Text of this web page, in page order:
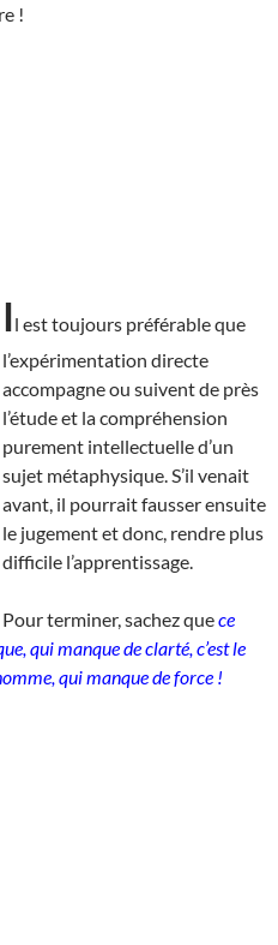
!
Il est toujours préférable que
l’expérimentation directe
accompagne ou suivent de près
l’étude et la compréhension
purement intellectuelle d’un
sujet métaphysique. S’il venait
avant, il pourrait fausser ensuite
le jugement et donc, rendre plus
difficile l’apprentissage.
Pour terminer, sachez quece
qui manque de clarté, c’est le
qui manque de force !